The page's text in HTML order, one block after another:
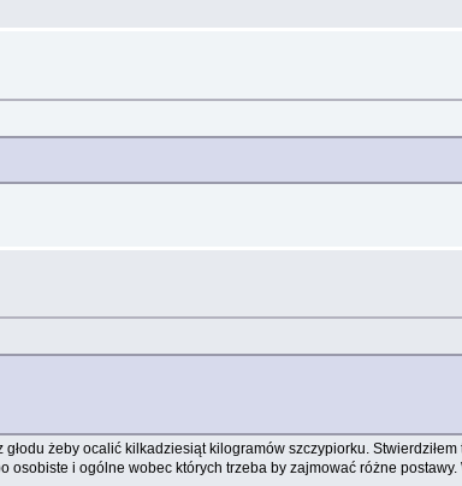
żeby ocalić kilkadziesiąt kilogramów szczypiorku. Stwierdziłem
i ogólne wobec których trzeba by zajmować różne